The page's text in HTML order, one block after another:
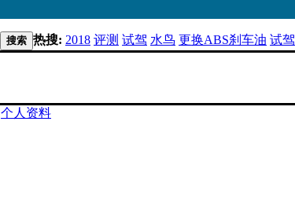
搜索 热搜: 2018 评测 试驾 水鸟 更换ABS刹车油 试驾
个人资料